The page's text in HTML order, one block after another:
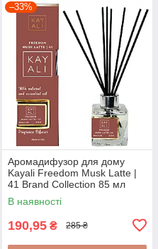
–33%
Аромадифузор для дому
Kayali Freedom Musk Latte |
41 Brand Collection 85 мл
В наявності
190,95 ₴ 285 ₴